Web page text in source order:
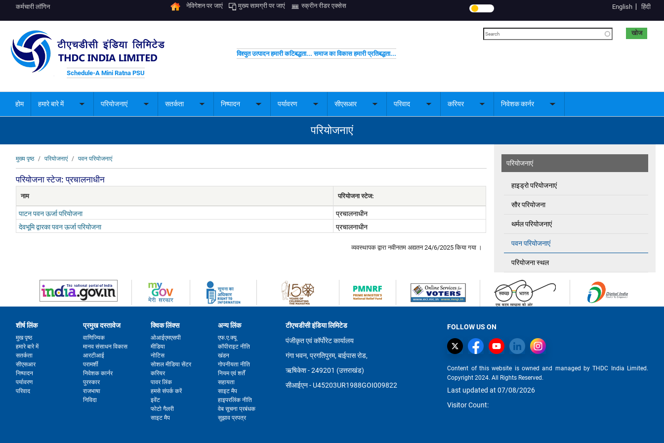
कर्मचारी लॉगिन नेविगेशन पर जाएं मुख्य सामग्री पर जाएं स्क्रीन रीडर एक्सेस English हिंदी
Schedule-A Mini Ratna PSU
विद्द्युत उत्पादन हमारी कटिबद्धता... समाज का विकास हमारी प्रतिबद्धता...
खोज
होम हमारे बारे में
submenu
परियोजनाएं
Toggle
submenu
सतर्कता
Toggle
submenu
निष्पादन
submenu
पर्यावरण
Toggle
submenu
सीएसआर
submenu
परिवाद
Toggle
submenu
करियर
Toggle
submenu
निवेशक कार्नर
submenu
परियोजनाएं
पग
चिन्ह
मुख्य पृष्ठ परियोजनाएं पवन परियोजनाएं
परियोजना स्टेज: प्रचालनाधीन
नाम परियोजना स्टेज:
पाटन पवन ऊर्जा परियोजना
प्रचालनाधीन
देवभूमि द्वारका पवन ऊर्जा परियोजना
प्रचालनाधीन
व्यवस्थापक द्वारा नवीनतम अद्यतन24/6/2025किया गया ।
परियोजनाएं
हाइड्रो परियोजनाएं
सौर परियोजना
थर्मल परियोजनाएं
पवन परियोजनाएं
परियोजना स्थल
शीर्ष लिंक
मुख पृष्ठ
हमारे बारे में
सतर्कता
सीएसआर
निष्पादन
पर्यावरण
परिवाद
प्रमुख दस्तावेज
वाणिज्यिक
मानव संसाधन विकास
आरटीआई
परामर्शी
निवेशक कार्नर
पुरस्कार
राजभाषा
निविदा
क्विक लिंक्स
ओआईएमएसपी
मीडिया
नोटिस
सोशल मीडिया सेंटर
करियर
पावर लिंक
हमसे संपर्क करें
इवेंट
फोटो गैलरी
साइट मैप
अन्य लिंक
एफ.ए.क्यू
कॉपीराइट नीति
खंडन
गोपनीयता नीति
नियम एवं शर्तें
सहायता
साइट मैप
हाइपरलिंक नीति
वेब सूचना प्रबंधक
सुझाव प्रपत्र
टीएचडीसी इंडिया लिमिटेड
पंजीकृत एवं कॉर्पोरेट कार्यालय
गंगा भवन, प्रगतिपुरम, बाईपास रोड,
ऋषिकेश - 249201 (उत्तराखंड)
सीआईएन - U45203UR1988GOI009822
FOLLOW US ON
Content of this website is owned and managed by THDC India Limited.
Copyright 2024. All Rights Reserved.
Last updated at 07/08/2026
Visitor Count: